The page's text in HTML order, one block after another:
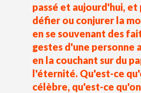
passé et aujourd'hui, et
défier ou conjurer la
en se souvenant des
gestes d'une personne
en la couchant sur du
l'éternité. Qu'est-ce
célèbre, qu'est-ce